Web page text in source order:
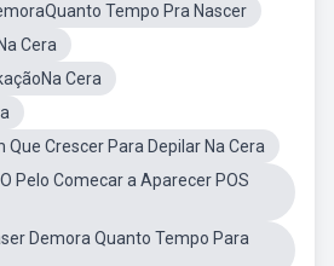
Tempo Pra Nascer
Cera
Cera
Que Crescer Para Depilar Na Cera
Pelo Comecar a Aparecer POS
Demora Quanto Tempo Para